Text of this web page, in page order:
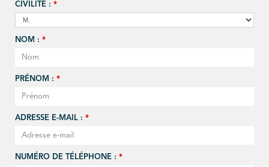
CIVILITÉ : *
NOM : *
PRÉNOM : *
ADRESSE E-MAIL : *
NUMÉRO DE TÉLÉPHONE : *